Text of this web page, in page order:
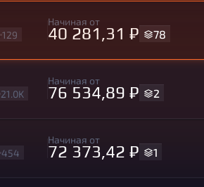
129
Начиная от
40 281,31 ₽ 78
21.0K
Начиная от
76 534,89 ₽ 2
454
Начиная от
72 373,42 ₽ 1